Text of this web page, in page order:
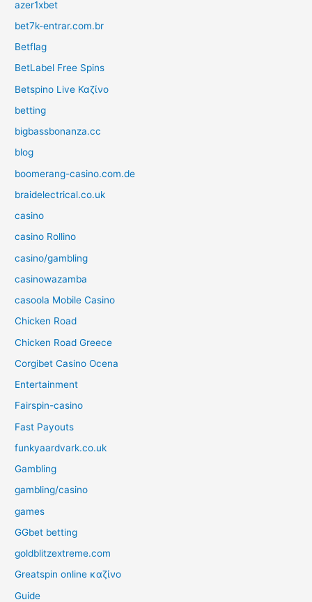
azer1xbet
bet7k-entrar.com.br
Betflag
BetLabel Free Spins
Betspino Live Καζίνο
betting
bigbassbonanza.cc
blog
boomerang-casino.com.de
braidelectrical.co.uk
casino
casino Rollino
casino/gambling
casinowazamba
casoola Mobile Casino
Chicken Road
Chicken Road Greece
Corgibet Casino Ocena
Entertainment
Fairspin-casino
Fast Payouts
funkyaardvark.co.uk
Gambling
gambling/casino
games
GGbet betting
goldblitzextreme.com
Greatspin online καζίνο
Guide